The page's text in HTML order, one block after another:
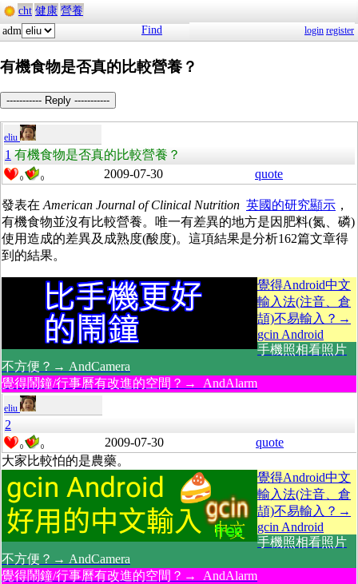
cht 健康 營養
adm
Find login register
有機食物是否真的比較營養？
----------- Reply -----------
eliu
1 有機食物是否真的比較營養？
0 0 2009-07-30 quote
發表在American Journal of Clinical Nutrition 英國的研究顯示 ，
有機食物並沒有比較營養。唯一有差異的地方是因肥料(氮、磷)
使用造成的差異及成熟度(酸度)。這項結果是分析162篇文章得
到的結果。
覺得Android中文
輸入法(注音、倉
頡)不易輸入？→
gcin Android
手機照相看照片
不方便？→ AndCamera
覺得鬧鐘/行事曆有改進的空間？→ AndAlarm
eliu
2
0 0 2009-07-30
quote
大家比較怕的是農藥。
覺得Android中文
輸入法(注音、倉
頡)不易輸入？→
gcin Android
手機照相看照片
不方便？→ AndCamera
覺得鬧鐘/行事曆有改進的空間？→ AndAlarm